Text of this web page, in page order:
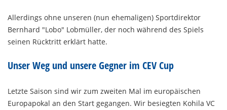
Allerdings ohne unseren (nun ehemaligen) Sportdirektor
Bernhard "Lobo" Lobmüller, der noch während des Spiels
seinen Rücktritt erklärt hatte.
Unser Weg und unsere Gegner im CEV Cup
Letzte Saison sind wir zum zweiten Mal im europäischen
Europapokal an den Start gegangen. Wir besiegten Kohila VC